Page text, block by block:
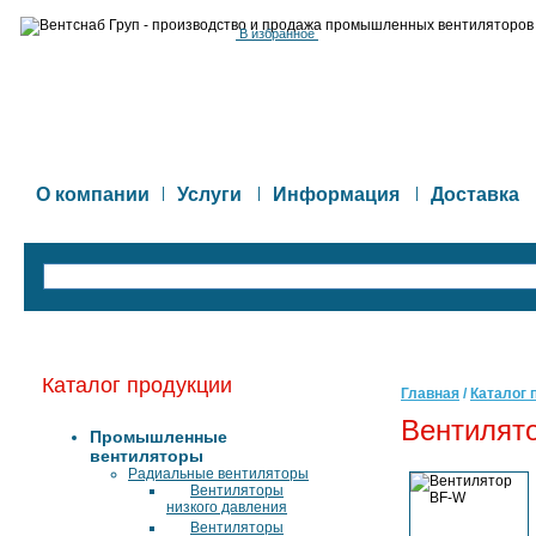
В избранное
О компании Услуги Информация Доставка
Каталог продукции
Промышленные
вентиляторы
Радиальные вентиляторы
Вентиляторы
низкого давления
Вентиляторы
Главная /Каталог